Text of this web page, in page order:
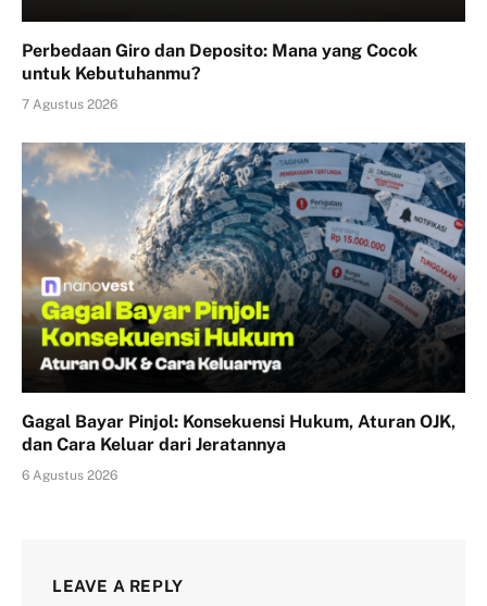
Perbedaan Giro dan Deposito: Mana yang Cocok
untuk Kebutuhanmu?
7 Agustus 2026
Gagal Bayar Pinjol: Konsekuensi Hukum, Aturan OJK,
dan Cara Keluar dari Jeratannya
6 Agustus 2026
LEAVE A REPLY